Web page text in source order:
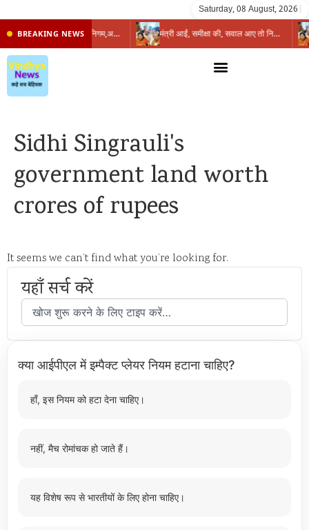
Saturday, 08 August, 2026
BREAKING NEWS प्रभारी मंत्री के निशाने पर नगर निगम,अफसरों को 10 दिन का अल्टीमेटम,नहीं होगी कार्रवाई, महापौर-आयुक्त के बीच सौहार्दहीनता पर मंत्री ने उठाए सवाल मंत्री आईं, समीक्षा की, सवाल आए तो निकल गईं – खाली जयंत चौंकीं पर नहीं दिया जवाब
Sidhi Singrauli's
government land worth
crores of rupees
It seems we can’t find what you’re looking for.
यहाँ सर्च करें
क्या आईपीएल में इम्पैक्ट प्लेयर नियम हटाना चाहिए?
हाँ, इस नियम को हटा देना चाहिए।
नहीं, मैच रोमांचक हो जाते हैं।
यह विशेष रूप से भारतीयों के लिए होना चाहिए।